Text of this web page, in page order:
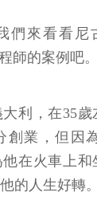
們來看看尼
師的案例吧。
利，在35
創業，但因
在火車上
的人生好轉。